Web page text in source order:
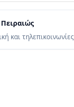
και τηλεπικοινωνίες